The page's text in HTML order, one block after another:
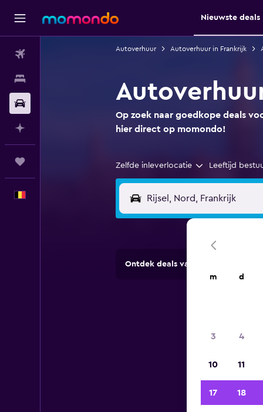
Nieuwste deals
Autoverhuur Autoverhuur in Frankrijk
Op zoek naar goedkope deals
hier direct op momondo!
Zelfde inleverlocatie Leeftijd
Ontdek deals van
m d
3 4
10 11
17 18